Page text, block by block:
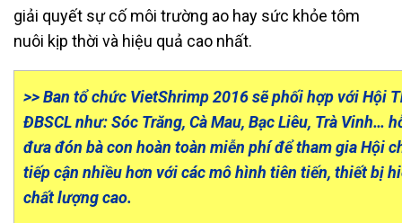
giải quyết sự cố môi trường ao hay sức khỏe tôm
nuôi kịp thời và hiệu quả cao nhất.
>> Ban tổ chức VietShrimp 2016 sẽ phối hợp với Hội
ĐBSCL như: Sóc Trăng, Cà Mau, Bạc Liêu, Trà Vinh…
đưa đón bà con hoàn toàn miễn phí để tham gia Hội
tiếp cận nhiều hơn với các mô hình tiên tiến, thiết bị
chất lượng cao.